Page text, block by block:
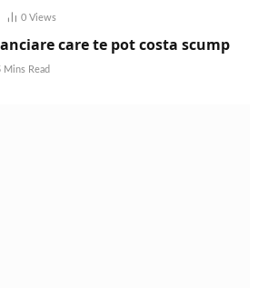
0 Views
care te pot costa scump
Mins Read